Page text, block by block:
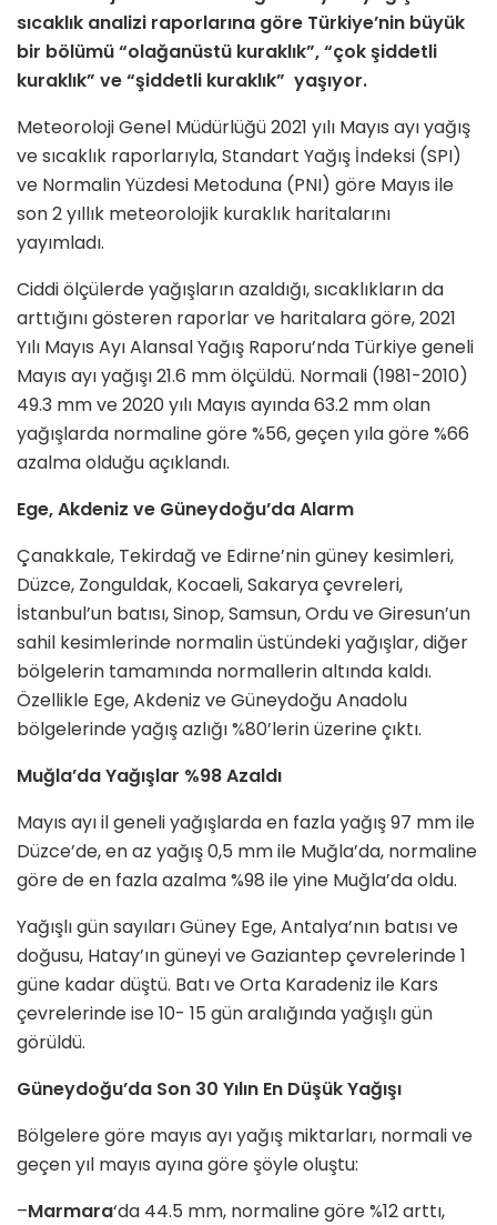
sıcaklık analizi raporlarına göre Türkiye’nin büyük
bir bölümü “olağanüstü kuraklık”, “çok şiddetli
kuraklık” ve “şiddetli kuraklık” yaşıyor.
Meteoroloji Genel Müdürlüğü 2021 yılı Mayıs ayı yağış
ve sıcaklık raporlarıyla, Standart Yağış İndeksi (SPI)
ve Normalin Yüzdesi Metoduna (PNI) göre Mayıs ile
son 2 yıllık meteorolojik kuraklık haritalarını
yayımladı.
Ciddi ölçülerde yağışların azaldığı, sıcaklıkların da
arttığını gösteren raporlar ve haritalara göre, 2021
Yılı Mayıs Ayı Alansal Yağış Raporu’nda Türkiye geneli
Mayıs ayı yağışı 21.6 mm ölçüldü. Normali (1981-2010)
49.3 mm ve 2020 yılı Mayıs ayında 63.2 mm olan
yağışlarda normaline göre %56, geçen yıla göre %66
azalma olduğu açıklandı.
Ege, Akdeniz ve Güneydoğu’da Alarm
Çanakkale, Tekirdağ ve Edirne’nin güney kesimleri,
Düzce, Zonguldak, Kocaeli, Sakarya çevreleri,
İstanbul’un batısı, Sinop, Samsun, Ordu ve Giresun’un
sahil kesimlerinde normalin üstündeki yağışlar, diğer
bölgelerin tamamında normallerin altında kaldı.
Özellikle Ege, Akdeniz ve Güneydoğu Anadolu
bölgelerinde yağış azlığı %80’lerin üzerine çıktı.
Muğla’da Yağışlar %98 Azaldı
Mayıs ayı il geneli yağışlarda en fazla yağış 97 mm ile
Düzce’de, en az yağış 0,5 mm ile Muğla’da, normaline
göre de en fazla azalma %98 ile yine Muğla’da oldu.
Yağışlı gün sayıları Güney Ege, Antalya’nın batısı ve
doğusu, Hatay’ın güneyi ve Gaziantep çevrelerinde 1
güne kadar düştü. Batı ve Orta Karadeniz ile Kars
çevrelerinde ise 10- 15 gün aralığında yağışlı gün
görüldü.
Güneydoğu’da Son 30 Yılın En Düşük Yağışı
Bölgelere göre mayıs ayı yağış miktarları, normali ve
geçen yıl mayıs ayına göre şöyle oluştu:
–Marmara‘da 44.5 mm, normaline göre %12 arttı,